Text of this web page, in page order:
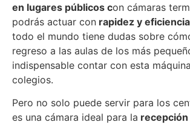
en lugares públicos con cámaras
podrás actuar con rapidez y eficiencia
todo el mundo tiene dudas sobre
regreso a las aulas de los más
indispensable contar con esta
colegios.
Pero no solo puede servir para los
es una cámara ideal para la